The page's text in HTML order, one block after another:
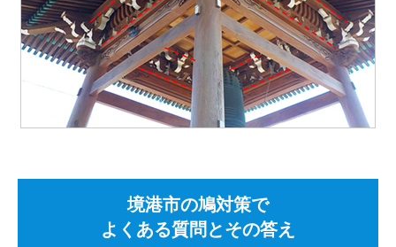
境港市の鳩対策で
よくある質問とその答え